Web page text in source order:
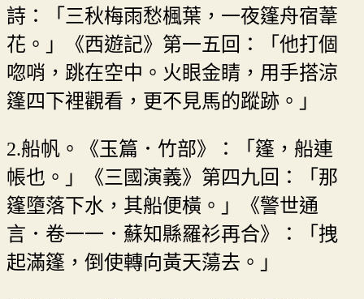
詩：「三秋梅雨愁楓葉，一夜篷舟宿葦
花。」《西遊記》第一五回：「他打個
唿哨，跳在空中。火眼金睛，用手搭涼
篷四下裡觀看，更不見馬的蹤跡。」
2.船帆。《玉篇．竹部》：「篷，船連
帳也。」《三國演義》第四九回：「那
篷墮落下水，其船便橫。」《警世通
言．卷一一．蘇知縣羅衫再合》：「拽
起滿篷，倒使轉向黃天蕩去。」